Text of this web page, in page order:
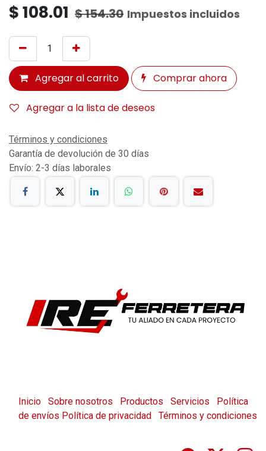
$108.01 $154.30 Impuestos incluidos
Agregar al carrito Comprar ahora
Agregar a la lista de deseos
Términos y condiciones
Garantía de devolución de 30 días
Envío: 2-3 días laborales
Inicio Sobre nosotros Productos Servicios
Política
de envíos Política de privacidad Términos y condiciones